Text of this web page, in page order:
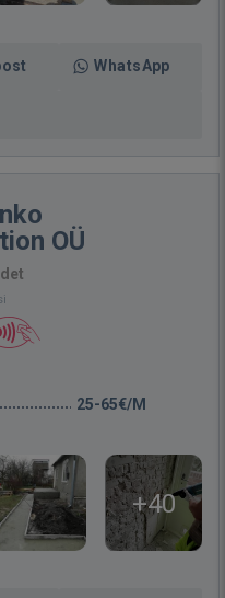
WhatsApp
OÜ
25-65€/M
+40